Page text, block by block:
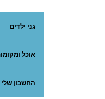
גני ילדים
אוכל
החשבון שלי